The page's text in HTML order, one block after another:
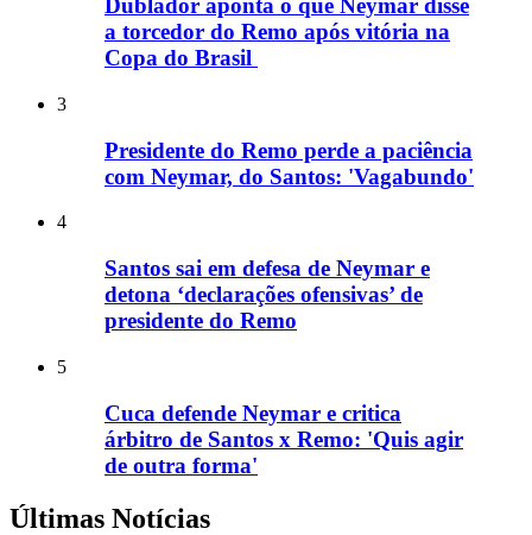
Dublador aponta o que Neymar disse
a torcedor do Remo após vitória na
Copa do Brasil
3
Presidente do Remo perde a paciência
com Neymar, do Santos: 'Vagabundo'
4
Santos sai em defesa de Neymar e
detona ‘declarações ofensivas’ de
presidente do Remo
5
Cuca defende Neymar e critica
árbitro de Santos x Remo: 'Quis agir
de outra forma'
Últimas Notícias